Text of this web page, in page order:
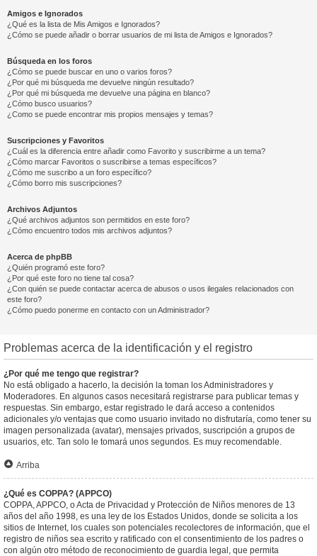
Amigos e Ignorados
¿Qué es la lista de Mis Amigos e Ignorados?
¿Cómo se puede añadir o borrar usuarios de mi lista de Amigos e Ignorados?
Búsqueda en los foros
¿Cómo se puede buscar en uno o varios foros?
¿Por qué mi búsqueda me devuelve ningún resultado?
¿Por qué mi búsqueda me devuelve una página en blanco?
¿Cómo busco usuarios?
¿Como se puede encontrar mis propios mensajes y temas?
Suscripciones y Favoritos
¿Cuál es la diferencia entre añadir como Favorito y suscribirme a un tema?
¿Cómo marcar Favoritos o suscribirse a temas específicos?
¿Cómo me suscribo a un foro específico?
¿Cómo borro mis suscripciones?
Archivos Adjuntos
¿Qué archivos adjuntos son permitidos en este foro?
¿Cómo encuentro todos mis archivos adjuntos?
Acerca de phpBB
¿Quién programó este foro?
¿Por qué este foro no tiene tal cosa?
¿Con quién se puede contactar acerca de abusos o usos ilegales relacionados con
este foro?
¿Cómo puedo ponerme en contacto con un Administrador?
Problemas acerca de la identificación y el registro
¿Por qué me tengo que registrar?
No está obligado a hacerlo, la decisión la toman los Administradores y
Moderadores. En algunos casos necesitará registrarse para publicar temas y
respuestas. Sin embargo, estar registrado le dará acceso a contenidos
adicionales y/o ventajas que como usuario invitado no disfrutaría, como tener su
imagen personalizada (avatar), mensajes privados, suscripción a grupos de
usuarios, etc. Tan solo le tomará unos segundos. Es muy recomendable.
Arriba
¿Qué es COPPA? (APPCO)
COPPA, APPCO, o Acta de Privacidad y Protección de Niños menores de 13
años del año 1998, es una ley de los Estados Unidos, donde se solicita a los
sitios de Internet, los cuales son potenciales recolectores de información, que el
registro de niños sea escrito y ratificado con el consentimiento de los padres o
con algún otro método de reconocimiento de guardia legal, que permita